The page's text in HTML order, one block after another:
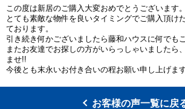
この度は新居のご購入大変おめでとうございます。
とても素敵な物件を良いタイミングでご購入頂け
ております。
引き続き何かございましたら藤和ハウスに何でも
またお友達でお探しの方がいらっしゃいましたら
ませ!!
今後とも末永いお付き合いの程お願い申し上げます
お客様の声一覧に戻